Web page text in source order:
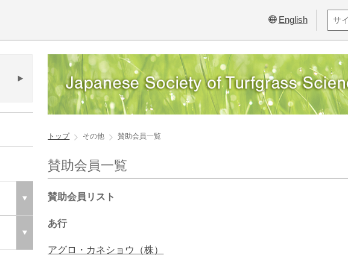
English
トップ その他 賛助会員一覧
賛助会員一覧
賛助会員リスト
あ行
アグロ・カネショウ（株）